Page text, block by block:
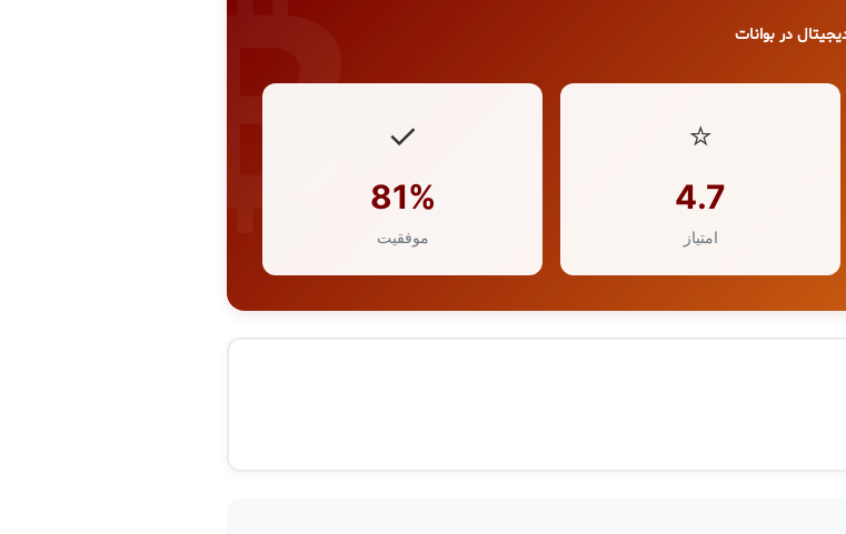
در بوانات
⭐
4.7
امتیاز
✓
81%
موفقیت